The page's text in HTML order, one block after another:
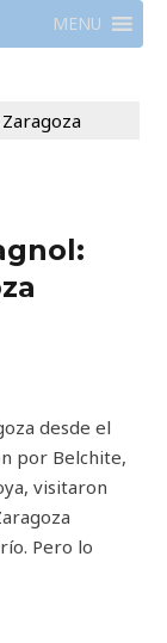
MENU
desde el
por Belchite,
visitaron
Pero lo